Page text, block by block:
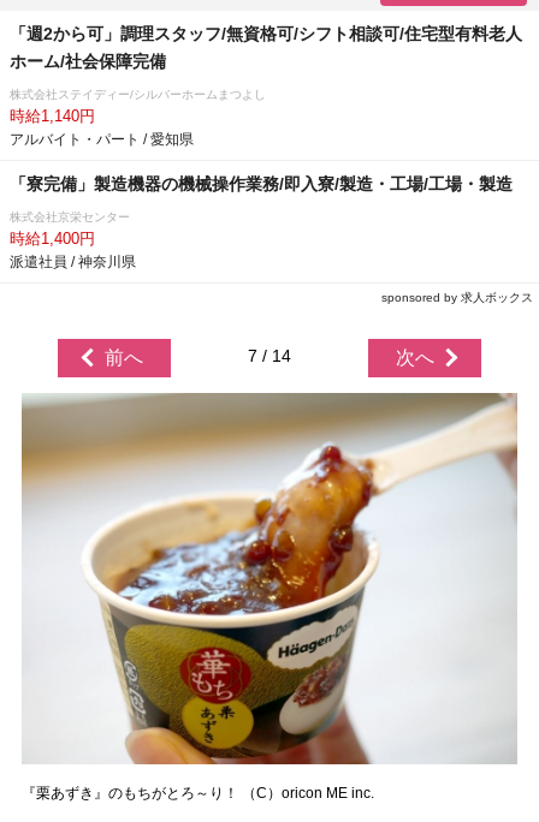
「週2から可」調理スタッフ/無資格可/シフト相談可/住宅型有料老人
ホーム/社会保障完備
株式会社ステイディー/シルバーホームまつよし
時給1,140円
アルバイト・パート / 愛知県
「寮完備」製造機器の機械操作業務/即入寮/製造・工場/工場・製造
株式会社京栄センター
時給1,400円
派遣社員 / 神奈川県
sponsored by 求人ボックス
前へ 7 / 14 次へ
『栗あずき』のもちがとろ～り！ （C）oricon ME inc.